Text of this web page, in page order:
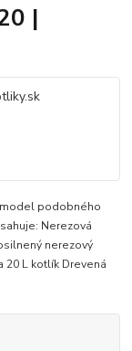
|
model podobného
Nerezová
nerezový
20 L kotlík Drevená